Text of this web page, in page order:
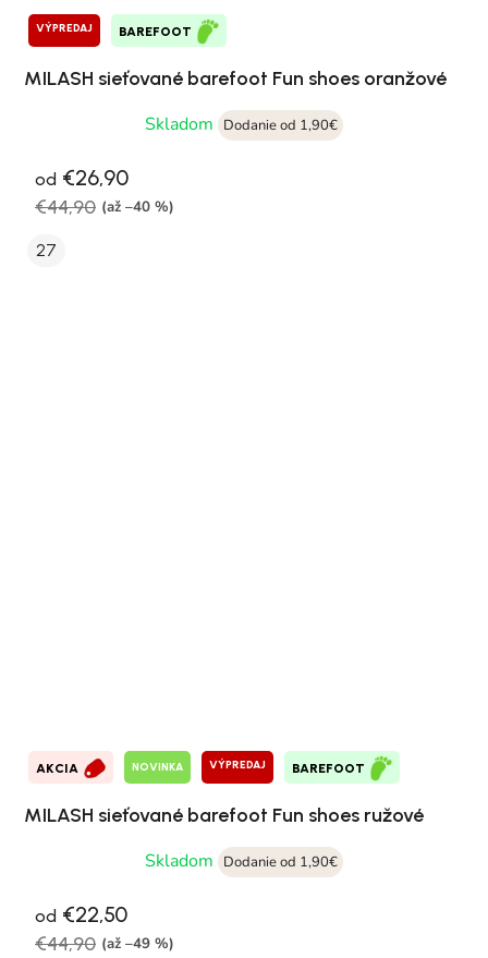
VÝPREDAJ BAREFOOT
MILASH sieťované barefoot Fun shoes oranžové
Skladom
Dodanie od 1,90€
od €26,90
€44,90 (až –40 %)
27
AKCIA NOVINKA VÝPREDAJ BAREFOOT
MILASH sieťované barefoot Fun shoes ružové
Skladom
Dodanie od 1,90€
od €22,50
€44,90 (až –49 %)